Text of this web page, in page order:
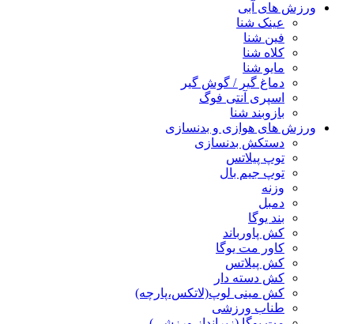
ورزش های آبی
عینک شنا
فین شنا
کلاه شنا
مایو شنا
دماغ گیر / گوش گیر
اسپری آنتی فوگ
بازوبند شنا
ورزش های هوازی و بدنسازی
دستکش بدنسازی
توپ پیلاتس
توپ جیم بال
وزنه
دمبل
بند یوگا
کش پاورباند
کاور مت یوگا
کش پیلاتس
کش دسته دار
کش مینی لوپ(لاتکس،پارچه)
طناب ورزشی